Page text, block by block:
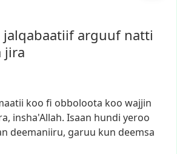
jalqabaatiif arguuf natti
jira
koo fi obboloota koo wajjin
insha'Allah. Isaan hundi yeroo
deemaniiru, garuu kun deemsa